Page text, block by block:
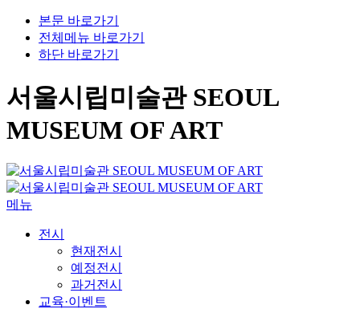
본문 바로가기
전체메뉴 바로가기
하단 바로가기
서울시립미술관 SEOUL
MUSEUM OF ART
메뉴
전시
현재전시
예정전시
과거전시
교육·이벤트